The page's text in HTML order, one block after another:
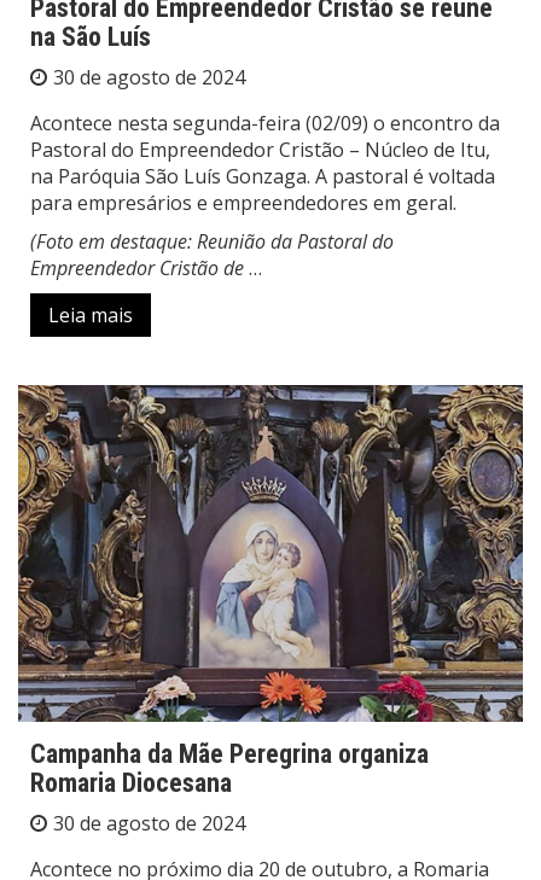
Pastoral do Empreendedor Cristão se reúne
na São Luís
30 de agosto de 2024
Acontece nesta segunda-feira (02/09) o encontro da
Pastoral do Empreendedor Cristão – Núcleo de Itu,
na Paróquia São Luís Gonzaga. A pastoral é voltada
para empresários e empreendedores em geral.
(Foto em destaque: Reunião da Pastoral do
Empreendedor Cristão de…
Leia mais
Campanha da Mãe Peregrina organiza
Romaria Diocesana
30 de agosto de 2024
Acontece no próximo dia 20 de outubro, a Romaria